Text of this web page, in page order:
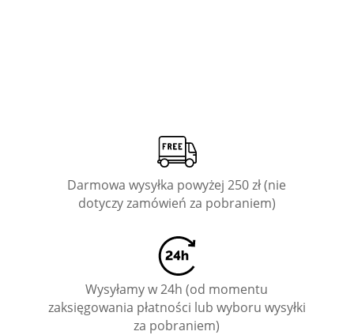
Darmowa wysyłka powyżej 250 zł (nie
dotyczy zamówień za pobraniem)
Wysyłamy w 24h (od momentu
zaksięgowania płatności lub wyboru wysyłki
za pobraniem)